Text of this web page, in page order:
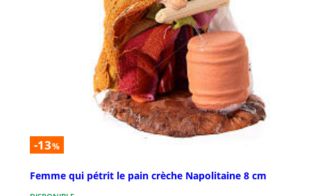
-13%
Femme qui pétrit le pain crèche Napolitaine 8 cm